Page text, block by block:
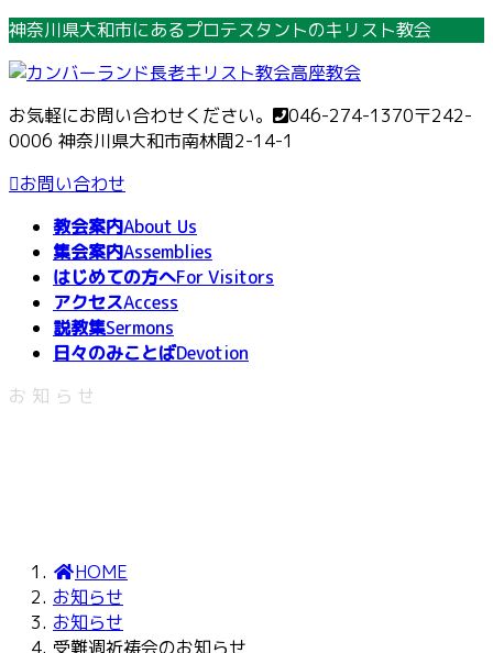
コ
テ
ン
ツ
へ
ス
ナ
ゲ
ー
シ
ョ
ン
神奈川県大和市にあるプロテスタントのキリスト教会
お気軽にお問い合わせください。 046-274-1370〒242-
0006 神奈川県大和市南林間2-14-1
お問い合わせ
教会案内About Us
集会案内Assemblies
はじめての方へFor Visitors
アクセスAccess
説教集Sermons
日々のみことばDevotion
お知らせ
HOME
お知らせ
お知らせ
受難週祈祷会のお知らせ